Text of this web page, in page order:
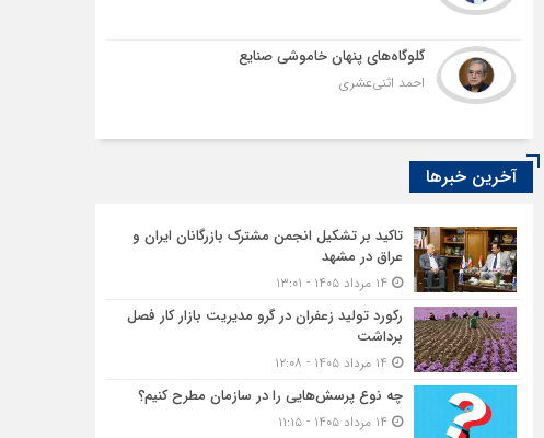
گلوگاه‌های پنهان خاموشی صنایع
احمد اثنی‌عشری
آخرین خبرها
تاکید بر تشکیل انجمن مشترک بازرگانان ایران و
عراق در مشهد
رکورد تولید زعفران در گرو مدیریت بازار کار فصل
برداشت
چه نوع پرسش‌هایی را در سازمان مطرح کنیم؟